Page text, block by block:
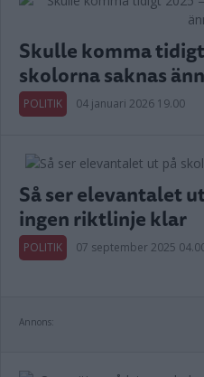
Skulle komma
skolorna saknas
POLITIK 04 januari 2026 19.00
Så ser elevantalet
ingen riktlinje klar
POLITIK 07 september 2025
Annons: